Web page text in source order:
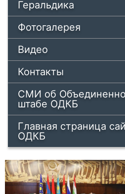
Геральдика
Фотогалерея
Видео
Контакты
СМИ об
штабе ОДКБ
Главная страница
ОДКБ